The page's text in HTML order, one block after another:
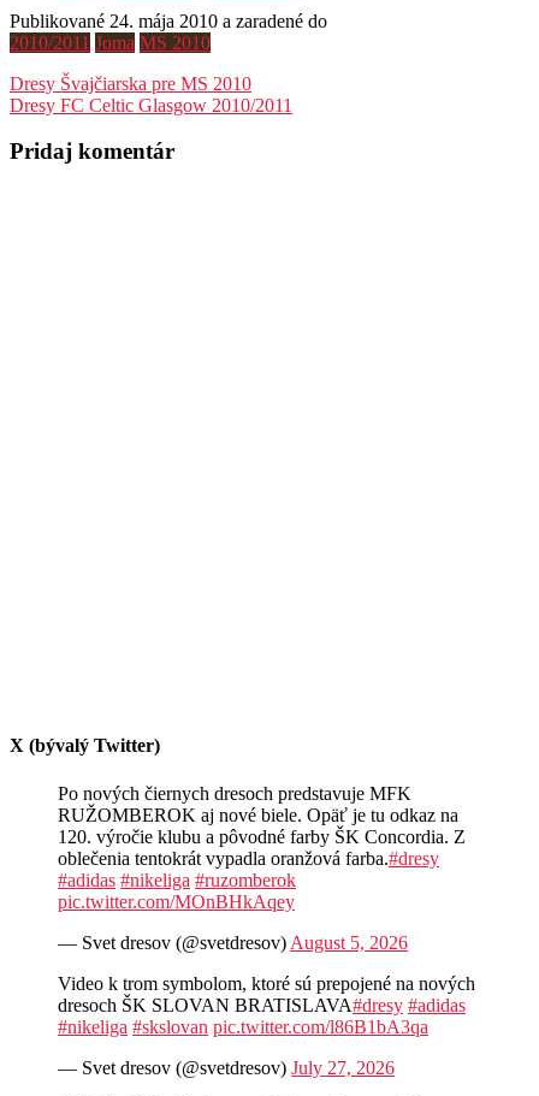
Publikované 24. mája 2010 a zaradené do
2010/2011 Joma MS 2010
Navigácia
v
článku
Dresy Švajčiarska pre MS 2010
Dresy FC Celtic Glasgow 2010/2011
Pridaj komentár
X (bývalý Twitter)
Po nových čiernych dresoch predstavuje MFK
RUŽOMBEROK aj nové biele. Opäť je tu odkaz na
120. výročie klubu a pôvodné farby ŠK Concordia. Z
oblečenia tentokrát vypadla oranžová farba.#dresy
#adidas #nikeliga #ruzomberok
pic.twitter.com/MOnBHkAqey
— Svet dresov (@svetdresov) August 5, 2026
Video k trom symbolom, ktoré sú prepojené na nových
dresoch ŠK SLOVAN BRATISLAVA#dresy #adidas
#nikeliga #skslovan pic.twitter.com/l86B1bA3qa
— Svet dresov (@svetdresov) July 27, 2026